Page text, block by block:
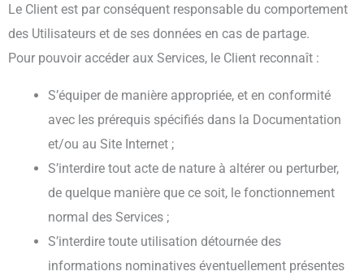
Le Client est par conséquent responsable du comportement
des Utilisateurs et de ses données en cas de partage.
Pour pouvoir accéder aux Services, le Client reconnaît :
S’équiper de manière appropriée, et en conformité
avec les prérequis spécifiés dans la Documentation
et/ou au Site Internet ;
S’interdire tout acte de nature à altérer ou perturber,
de quelque manière que ce soit, le fonctionnement
normal des Services ;
S’interdire toute utilisation détournée des
informations nominatives éventuellement présentes